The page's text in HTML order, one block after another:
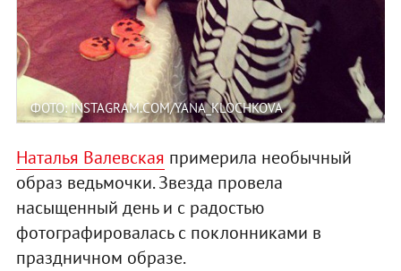
ФОТО: INSTAGRAM.COM/YANA_KLOCHKOVA
Наталья Валевская примерила необычный
образ ведьмочки. Звезда провела
насыщенный день и с радостью
фотографировалась с поклонниками в
праздничном образе.